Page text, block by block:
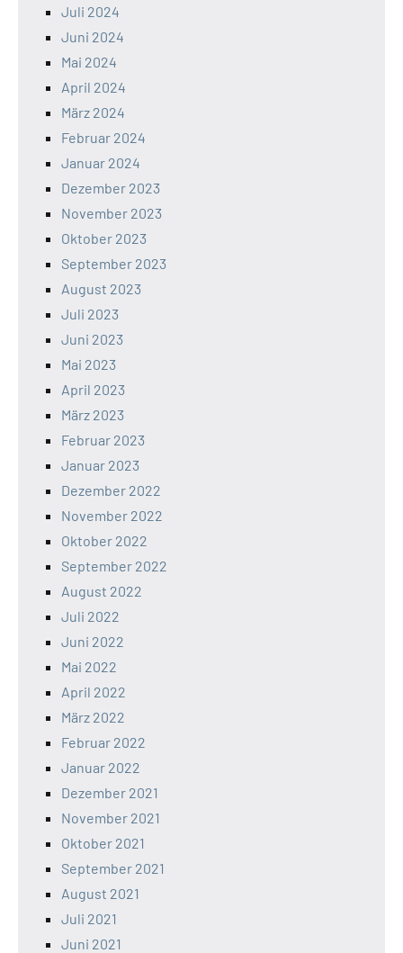
Juli 2024
Juni 2024
Mai 2024
April 2024
März 2024
Februar 2024
Januar 2024
Dezember 2023
November 2023
Oktober 2023
September 2023
August 2023
Juli 2023
Juni 2023
Mai 2023
April 2023
März 2023
Februar 2023
Januar 2023
Dezember 2022
November 2022
Oktober 2022
September 2022
August 2022
Juli 2022
Juni 2022
Mai 2022
April 2022
März 2022
Februar 2022
Januar 2022
Dezember 2021
November 2021
Oktober 2021
September 2021
August 2021
Juli 2021
Juni 2021